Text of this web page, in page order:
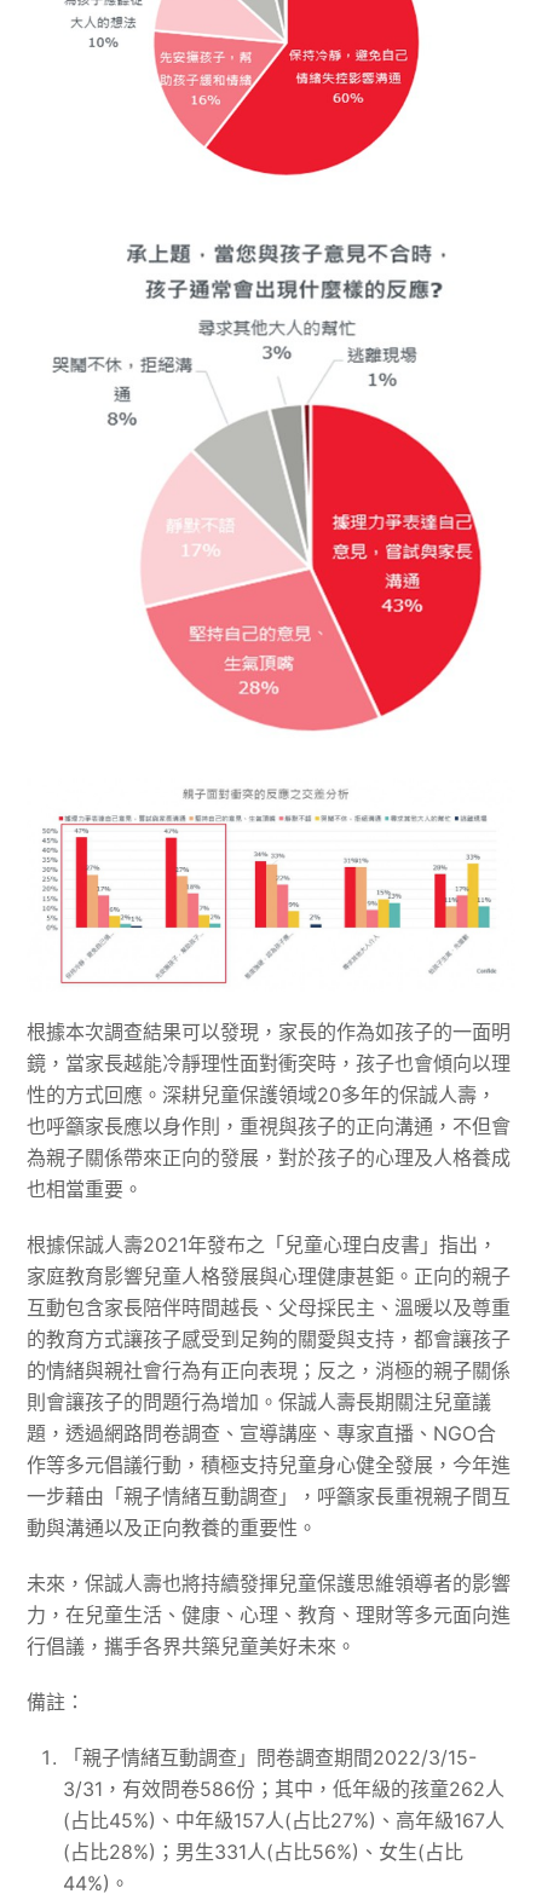
根據本次調查結果可以發現，家長的作為如孩子的一面明
鏡，當家長越能冷靜理性面對衝突時，孩子也會傾向以理
性的方式回應。深耕兒童保護領域20多年的保誠人壽，
也呼籲家長應以身作則，重視與孩子的正向溝通，不但會
為親子關係帶來正向的發展，對於孩子的心理及人格養成
也相當重要。
根據保誠人壽2021年發布之「兒童心理白皮書」指出，
家庭教育影響兒童人格發展與心理健康甚鉅。正向的親子
互動包含家長陪伴時間越長、父母採民主、溫暖以及尊重
的教育方式讓孩子感受到足夠的關愛與支持，都會讓孩子
的情緒與親社會行為有正向表現；反之，消極的親子關係
則會讓孩子的問題行為增加。保誠人壽長期關注兒童議
題，透過網路問卷調查、宣導講座、專家直播、NGO合
作等多元倡議行動，積極支持兒童身心健全發展，今年進
一步藉由「親子情緒互動調查」，呼籲家長重視親子間互
動與溝通以及正向教養的重要性。
未來，保誠人壽也將持續發揮兒童保護思維領導者的影響
力，在兒童生活、健康、心理、教育、理財等多元面向進
行倡議，攜手各界共築兒童美好未來。
備註：
「親子情緒互動調查」問卷調查期間2022/3/15-
3/31，有效問卷586份；其中，低年級的孩童262人
(占比45%)、中年級157人(占比27%)、高年級167人
(占比28%)；男生331人(占比56%)、女生(占比
44%)。